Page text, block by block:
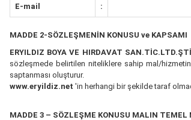
E-mail :
MADDE 2-SÖZLEŞMENİN KONUSU ve KAPSAMI
ERYILDIZ BOYA VE HIRDAVAT
sözleşmede belirtilen niteliklere sahip mal/
saptanması oluşturur.
www.eryildiz.net 'in herhangi bir şekilde taraf
MADDE 3 – SÖZLEŞME KONUSU MALIN TEMEL